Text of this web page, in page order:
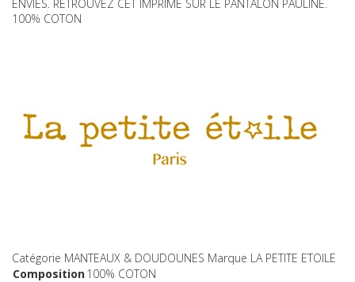
ENVIES. RETROUVEZ CET IMPRIMÉ SUR LE PANTALON PAULINE.
100% COTON
Catégorie MANTEAUX & DOUDOUNES Marque LA PETITE ETOILE
Composition100% COTON